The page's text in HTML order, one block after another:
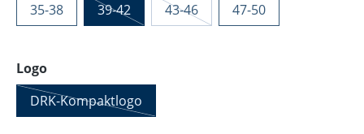
35-38
39-42 43-46 47-50
Logoauswählen
DRK-Kompaktlogo